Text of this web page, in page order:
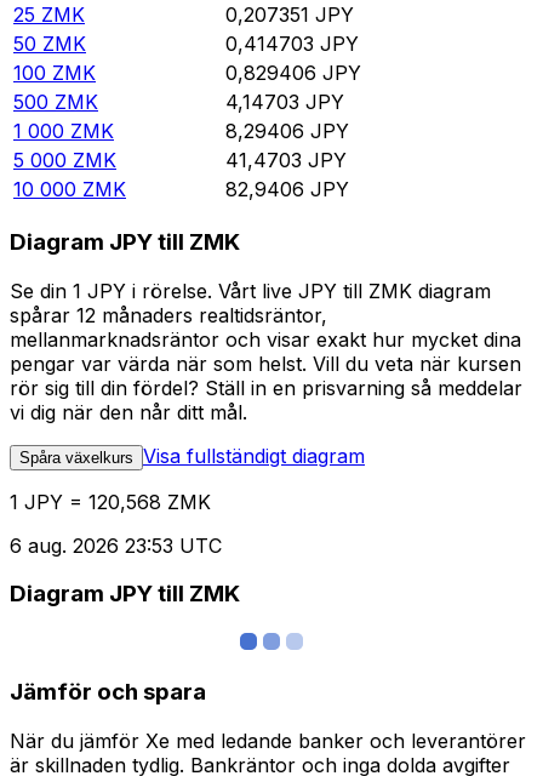
25 ZMK 0,207351 JPY
50 ZMK 0,414703 JPY
100 ZMK 0,829406 JPY
500 ZMK 4,14703 JPY
1 000 ZMK 8,29406 JPY
5 000 ZMK 41,4703 JPY
10 000 ZMK 82,9406 JPY
Diagram JPY till ZMK
Se din 1 JPY i rörelse. Vårt live JPY till ZMK diagram
spårar 12 månaders realtidsräntor,
mellanmarknadsräntor och visar exakt hur mycket dina
pengar var värda när som helst. Vill du veta när kursen
rör sig till din fördel? Ställ in en prisvarning så meddelar
vi dig när den når ditt mål.
Spåra växelkurs Visa fullständigt diagram
1 JPY = 120,568 ZMK
6 aug. 2026 23:53 UTC
Diagram JPY till ZMK
Jämför och spara
När du jämför Xe med ledande banker och leverantörer
är skillnaden tydlig. Bankräntor och inga dolda avgifter